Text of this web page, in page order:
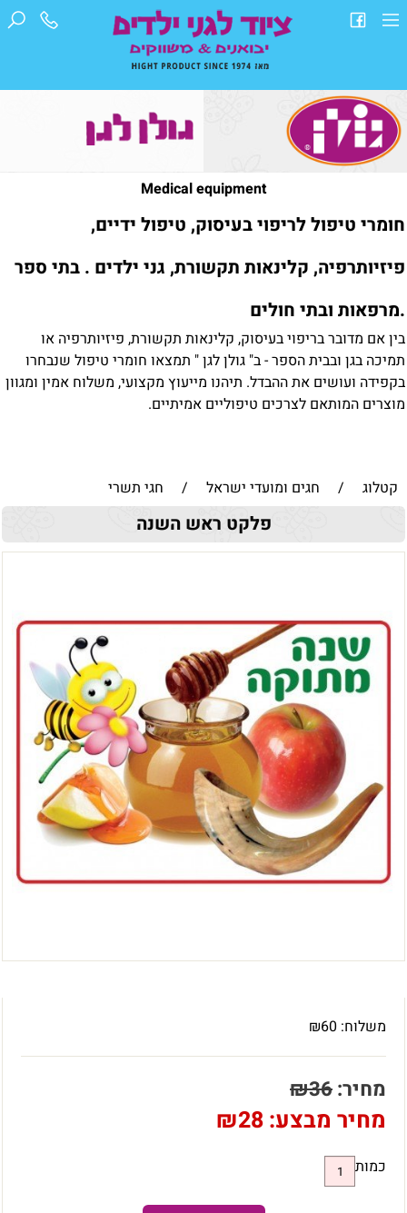
Medical equipment
חומרי טיפול לריפוי בעיסוק, טיפול ידיים,
פיזיותרפיה, קלינאות תקשורת, גני ילדים . בתי ספר
.מרפאות ובתי חולים
בין אם מדובר בריפוי בעיסוק, קלינאות תקשורת, פיזיותרפיה או
תמיכה בגן ובבית הספר - ב" גולן לגן " תמצאו חומרי טיפול שנבחרו
בקפידה ועושים את ההבדל. תיהנו מייעוץ מקצועי, משלוח אמין ומגוון
מוצרים המותאם לצרכים טיפוליים אמיתיים.
קטלוג / חגים ומועדי ישראל / חגי תשרי
פלקט ראש השנה
משלוח: ₪60
מחיר: ₪36
מחיר מבצע: ₪28
כמות